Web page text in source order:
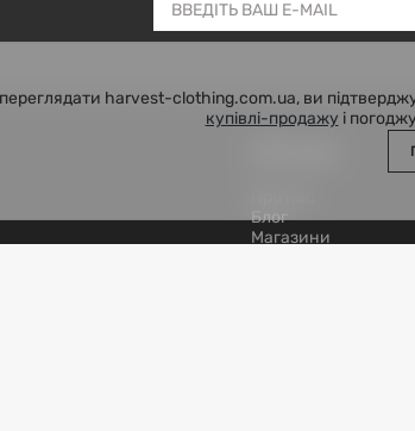
Блог
Магазини
harvest-clothing.com.ua, ви
купівлі-продажуі